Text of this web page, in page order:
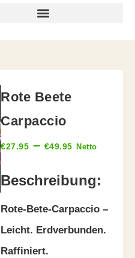
Rote Beete
Carpaccio
€27.95 – €49.95 Netto
Beschreibung:
Rote-Bete-Carpaccio –
Leicht. Erdverbunden.
Raffiniert.